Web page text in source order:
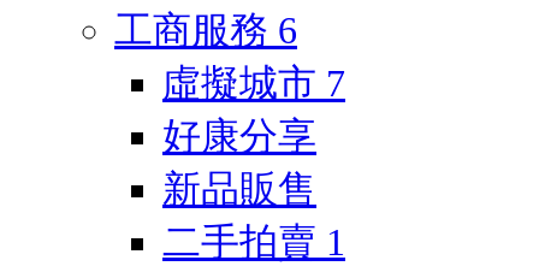
工商服務 6
虛擬城市 7
好康分享
新品販售
二手拍賣 1